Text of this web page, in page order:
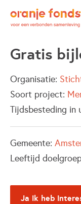
Gratis
Organisatie:
Soort project:
Tijdsbesteding in
Gemeente:
Leeftijd
Ja ik heb